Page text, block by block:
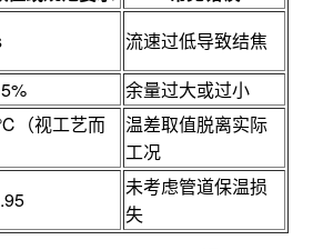
流速过低导致结焦
余量过大或过小
（视工艺而
温差取值脱离实际
工况
未考虑管道保温损
失